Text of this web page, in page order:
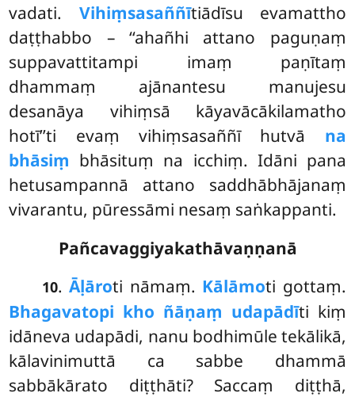
vadati. Vihiṃsasaññītiādīsu evamattho
daṭṭhabbo – ‘‘ahañhi attano paguṇaṃ
suppavattitampi imaṃ paṇītaṃ
dhammaṃ ajānantesu manujesu
desanāya vihiṃsā kāyavācākilamatho
hotī’’ti evaṃ vihiṃsasaññī hutvā na
bhāsiṃ bhāsituṃ na icchiṃ. Idāni pana
hetusampannā attano saddhābhājanaṃ
vivarantu, pūressāmi nesaṃ saṅkappanti.
Pañcavaggiyakathāvaṇṇanā
10.Āḷāroti nāmaṃ. Kālāmoti gottaṃ.
Bhagavatopi kho ñāṇaṃ udapādīti kiṃ
idāneva udapādi, nanu bodhimūle tekālikā,
kālavinimuttā ca sabbe dhammā
sabbākārato diṭṭhāti? Saccaṃ diṭṭhā,